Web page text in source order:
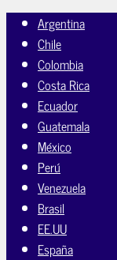
Argentina
Chile
Colombia
Costa Rica
Ecuador
Guatemala
México
Perú
Venezuela
Brasil
EE.UU
España